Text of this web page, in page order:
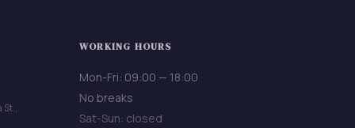
St.,
WORKING HOURS
Mon-Fri: 09:00 — 18:00
No breaks
Sat-Sun: closed